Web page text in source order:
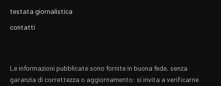
testata giornalistica
contatti
Le informazioni pubblicate sono fornite in buona fede, senza
garanzia di correttezza o aggiornamento: si invita a verificarne